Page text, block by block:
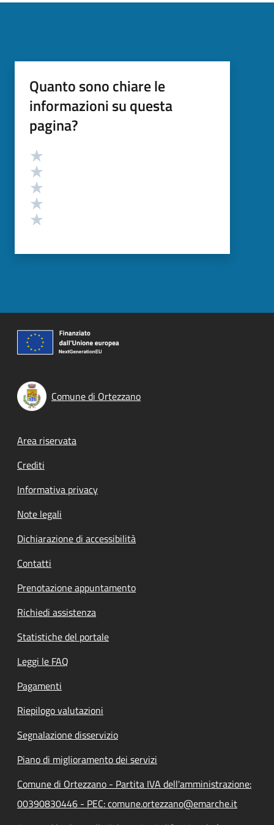
Quanto sono chiare le
informazioni su questa
pagina?
Valutazione
Comune di Ortezzano
Footer menu
Area riservata
Crediti
Informativa privacy
Note legali
Dichiarazione di accessibilità
Contatti
Prenotazione appuntamento
Richiedi assistenza
Statistiche del portale
Leggi le FAQ
Pagamenti
Riepilogo valutazioni
Segnalazione disservizio
Piano di miglioramento dei servizi
Comune di Ortezzano - Partita IVA dell'amministrazione:
00390830446 - PEC: comune.ortezzano@emarche.it